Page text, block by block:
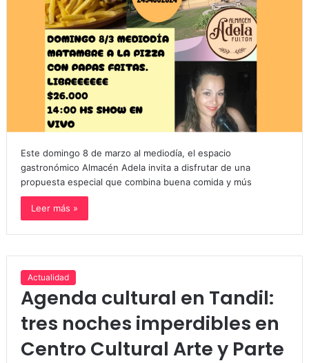
Este domingo 8 de marzo al mediodía, el espacio
gastronómico Almacén Adela invita a disfrutar de una
propuesta especial que combina buena comida y mús
Leer más »
Actualidad
Agenda cultural en Tandil:
tres noches imperdibles en
Centro Cultural Arte y Parte